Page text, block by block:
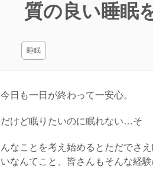
質の良い睡眠
睡眠
今日も一日が終わって一安心。
だけど眠りたいのに眠れない…そ
んなことを考え始めるとただでさ
いなんてこと、皆さんもそんな経験